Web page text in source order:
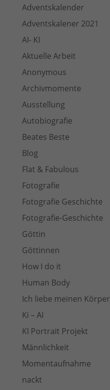
Adventskalender
Adventskalener 2021
AI- KI
Aktuelle Arbeit
Anonymous
Archivmomente
Ausstellung
Autobiografie
Beates Beste
Blog
Flat & Fabulous
Fotografie
Fotografie Geschichte
Fotografie-Geschichte
Göttin
Göttinnen
How I do it
Human Body
Ich liebe meinen Körper
Ki – AI
KI Portrait Projekt
Männlichkeit
Momentaufnahme
nackt